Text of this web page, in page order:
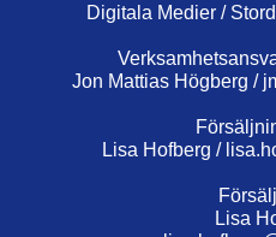
Digitala Medier /
Jon Mattias Högberg /
Lisa Hofberg /
Lisa